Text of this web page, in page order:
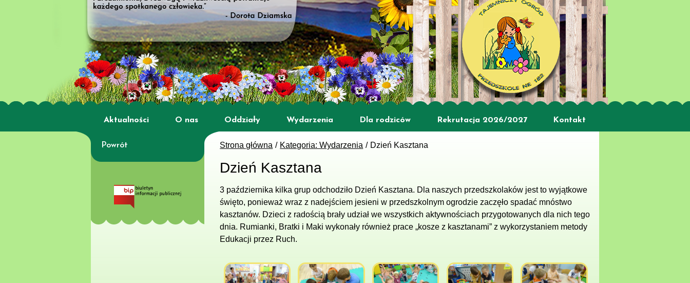
Aktualności O nas Oddziały Wydarzenia Dla rodziców Rekrutacja 2026/2027 Kontakt
Strona główna Kategoria: Wydarzenia Dzień Kasztana
Dzień Kasztana
3 października kilka grup odchodziło Dzień Kasztana. Dla naszych przedszkolaków jest to wyjątkowe
święto, ponieważ wraz z nadejściem jesieni w przedszkolnym ogrodzie zaczęło spadać mnóstwo
kasztanów. Dzieci z radością brały udział we wszystkich aktywnościach przygotowanych dla nich tego
dnia. Rumianki, Bratki i Maki wykonały również prace „kosze z kasztanami” z wykorzystaniem metody
Edukacji przez Ruch.
Powrót